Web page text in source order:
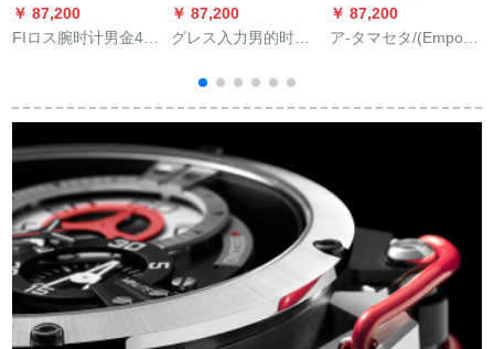
￥ 87,200
FIロス腕时计男金44
￥ 87,200
グレス入力男的时计
レンディー小さい秒
盘の3つの目の軽さ
￥ 87,200
ア-タマセタ/(Emporo
モデルネストーリン